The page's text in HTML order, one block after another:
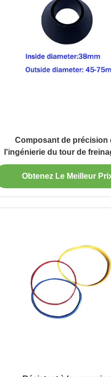
Composant de précision
l'ingénierie du tour de
cône de centralisation de 38
diamètre intérieur
Obtenez Le Meilleur